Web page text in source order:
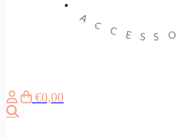
€0,00